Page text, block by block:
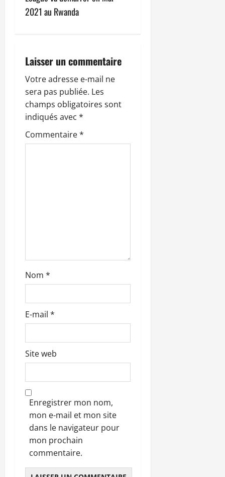
g
t
i
o
n
d
c
l
e
2021 au Rwanda
Laisser un commentaire
Votre adresse e-mail ne
sera pas publiée. Les
champs obligatoires sont
indiqués avec *
Commentaire*
Nom *
E-mail *
Site web
Enregistrer mon nom,
mon e-mail et mon site
dans le navigateur pour
mon prochain
commentaire.